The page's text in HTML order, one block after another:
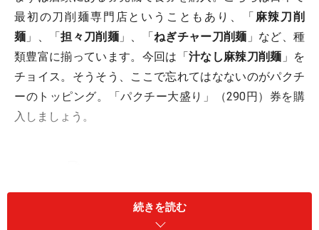
最初の刀削麺専門店ということもあり、「 麻辣刀削
麺 」、「担々刀削麺 」、「ねぎチャー刀削麺 」など、種
類豊富に揃っています。今回は「汁なし麻辣刀削麺 」を
チョイス。そうそう、ここで忘れてはなないのがパクチ
ーのトッピング。「パクチー大盛り」（290円）券を購
入しましょう。
パクチートッピングを忘れずに！
店内はカウンターのみで、厨房では職人さんが手際よく
続きを読む